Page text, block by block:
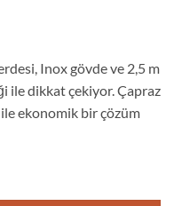
Inox gövde ve 2,5 m
ile dikkat çekiyor. Çapraz
ekonomik bir çözüm